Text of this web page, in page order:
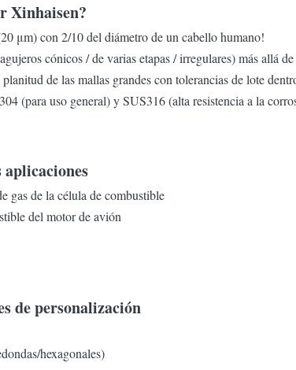
Xinhaisen?
μm) con 2/10 del diámetro de un cabello humano!
cónicos / de varias etapas / irregulares) más allá
de las mallas grandes con tolerancias de lote
(para uso general) y SUS316 (alta resistencia a la
gas de la célula de combustible
del motor de avión
de personalización
hexagonales)